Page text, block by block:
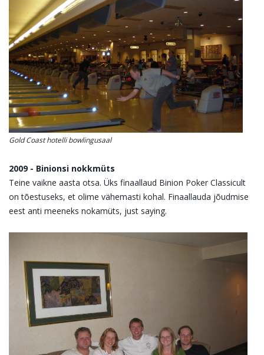
Gold Coast hotelli bowlingusaal
2009 - Binionsi nokkmüts
Teine vaikne aasta otsa. Üks finaallaud Binion Poker Classicult
on tõestuseks, et olime vähemasti kohal. Finaallauda jõudmise
eest anti meeneks nokamüts, just saying.